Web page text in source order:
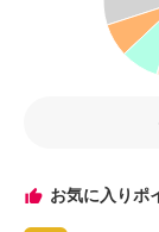
お気に入りポ